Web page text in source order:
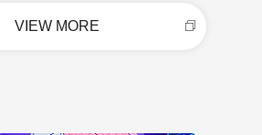
VIEW MORE